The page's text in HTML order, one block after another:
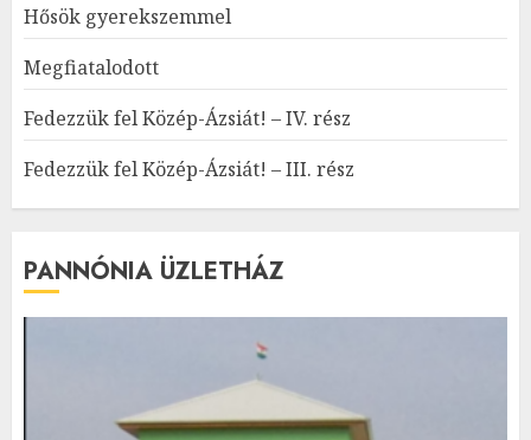
Hősök gyerekszemmel
Megfiatalodott
Fedezzük fel Közép-Ázsiát! – IV. rész
Fedezzük fel Közép-Ázsiát! – III. rész
PANNÓNIA ÜZLETHÁZ